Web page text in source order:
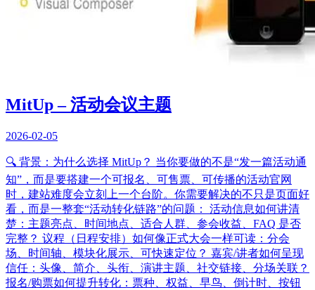
MitUp – 活动会议主题
2026-02-05
🔍 背景：为什么选择 MitUp？ 当你要做的不是“发一篇活动通
知”，而是要搭建一个可报名、可售票、可传播的活动官网
时，建站难度会立刻上一个台阶。你需要解决的不只是页面好
看，而是一整套“活动转化链路”的问题： 活动信息如何讲清
楚：主题亮点、时间地点、适合人群、参会收益、FAQ 是否
完整？ 议程（日程安排）如何像正式大会一样可读：分会
场、时间轴、模块化展示、可快速定位？ 嘉宾/讲者如何呈现
信任：头像、简介、头衔、演讲主题、社交链接、分场关联？
报名/购票如何提升转化：票种、权益、早鸟、倒计时、按钮